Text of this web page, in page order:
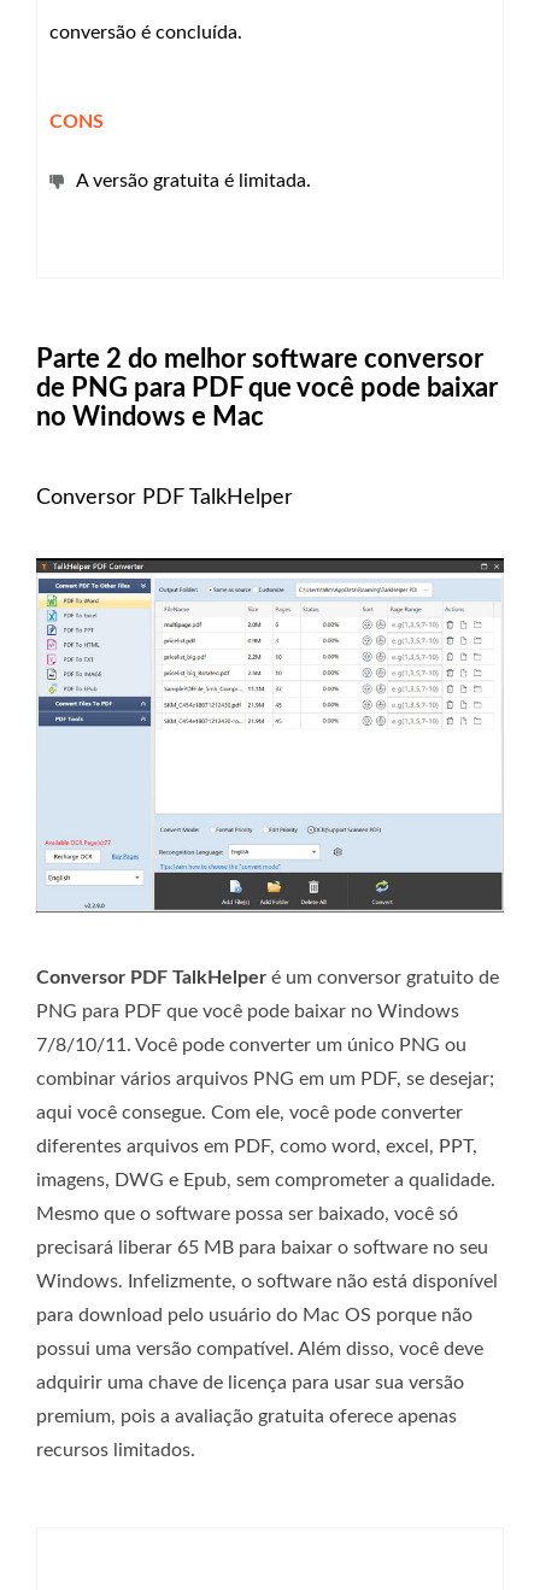
conversão é concluída.
CONS
A versão gratuita é limitada.
Parte 2 do melhor software conversor
de PNG para PDF que você pode baixar
no Windows e Mac
Conversor PDF TalkHelper
Conversor PDF TalkHelper é um conversor gratuito de
PNG para PDF que você pode baixar no Windows
7/8/10/11. Você pode converter um único PNG ou
combinar vários arquivos PNG em um PDF, se desejar;
aqui você consegue. Com ele, você pode converter
diferentes arquivos em PDF, como word, excel, PPT,
imagens, DWG e Epub, sem comprometer a qualidade.
Mesmo que o software possa ser baixado, você só
precisará liberar 65 MB para baixar o software no seu
Windows. Infelizmente, o software não está disponível
para download pelo usuário do Mac OS porque não
possui uma versão compatível. Além disso, você deve
adquirir uma chave de licença para usar sua versão
premium, pois a avaliação gratuita oferece apenas
recursos limitados.